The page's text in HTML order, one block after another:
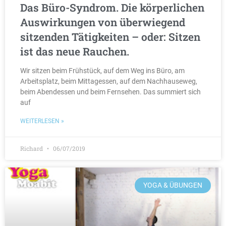
Das Büro-Syndrom. Die körperlichen
Auswirkungen von überwiegend
sitzenden Tätigkeiten – oder: Sitzen
ist das neue Rauchen.
Wir sitzen beim Frühstück, auf dem Weg ins Büro, am
Arbeitsplatz, beim Mittagessen, auf dem Nachhauseweg,
beim Abendessen und beim Fernsehen. Das summiert sich
auf
WEITERLESEN »
Richard 06/07/2019
YOGA & ÜBUNGEN